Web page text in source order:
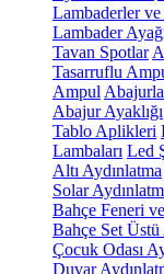
Lambaderler ve
Lambader
Tavan Spotlar
Tasarruflu
Ampul
Abajur Ayaklığı
Tablo Aplikleri
Lambaları Led
Altı Aydınlatma
Solar
Bahçe Feneri
Bahçe Set Üstü
Çocuk Odası
Duvar